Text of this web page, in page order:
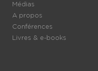
Médias
A propos
Conférences
Livres & e-books